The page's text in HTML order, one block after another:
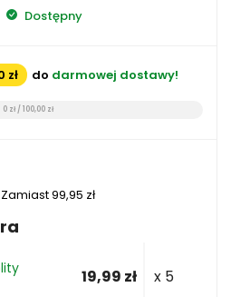
Dostępny
zł do darmowej dostawy!
0 zł / 100,00 zł
Zamiast 99,95 zł
19,99 zł x 5